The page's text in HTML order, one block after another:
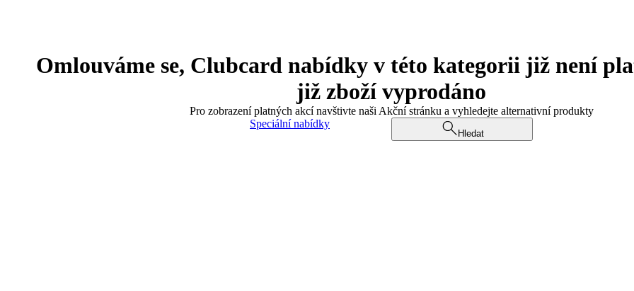
Omlouváme se, Clubcard nabídky v této kategorii již není
již zboží vyprodáno
Pro zobrazení platných akcí navštivte naši Akční stránku a vyhledejte alternativní produkty
Speciální nabídky
Hledat